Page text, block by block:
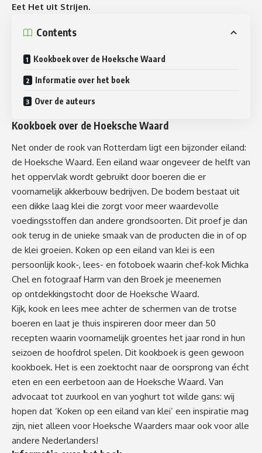
Eet Het uit Strijen.
Contents
Kookboek over de Hoeksche Waard
Informatie over het boek
Over de auteurs
Kookboek over de Hoeksche Waard
Net onder de rook van Rotterdam ligt een bijzonder eiland:
de Hoeksche Waard. Een eiland waar ongeveer de helft van
het oppervlak wordt gebruikt door boeren die er
voornamelijk akkerbouw bedrijven. De bodem bestaat uit
een dikke laag klei die zorgt voor meer waardevolle
voedingsstoffen dan andere grondsoorten. Dit proef je dan
ook terug in de unieke smaak van de producten die in of op
de klei groeien. Koken op een eiland van klei is een
persoonlijk kook-, lees- en fotoboek waarin chef-kok Michka
Chel en fotograaf Harm van den Broek je meenemen
op ontdekkingstocht door de Hoeksche Waard.
Kijk, kook en lees mee achter de schermen van de trotse
boeren en laat je thuis inspireren door meer dan 50
recepten waarin voornamelijk groentes het jaar rond in hun
seizoen de hoofdrol spelen. Dit kookboek is geen gewoon
kookboek. Het is een zoektocht naar de oorsprong van écht
eten en een eerbetoon aan de Hoeksche Waard. Van
advocaat tot zuurkool en van yoghurt tot wilde gans: wij
hopen dat ‘Koken op een eiland van klei’ een inspiratie mag
zijn, niet alleen voor Hoeksche Waarders maar ook voor alle
andere Nederlanders!